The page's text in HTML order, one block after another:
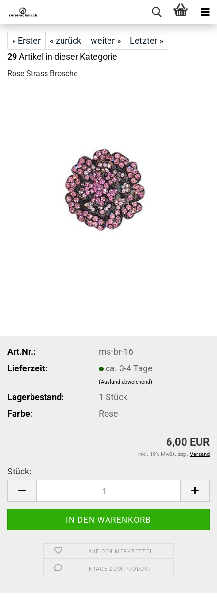
« Erster « zurück weiter »
Letzter »
29Artikel in dieser Kategorie
Rose Strass Brosche
Art.Nr.:
ms-br-16
Lieferzeit:
ca. 3-4 Tage
(Ausland abweichend)
Lagerbestand: 1Stück
Farbe:
Rose
6,00 EUR
inkl. 19% MwSt. zzgl. Versand
Stück:
AUF DEN MERKZETTEL
FRAGE ZUM PRODUKT